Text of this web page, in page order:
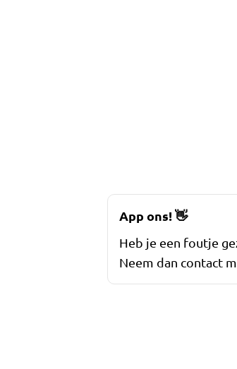
App ons!👋
Heb je een foutje
Neem dan contact